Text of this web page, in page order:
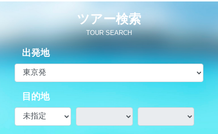
ツアー検索
TOUR SEARCH
出発地
目的地